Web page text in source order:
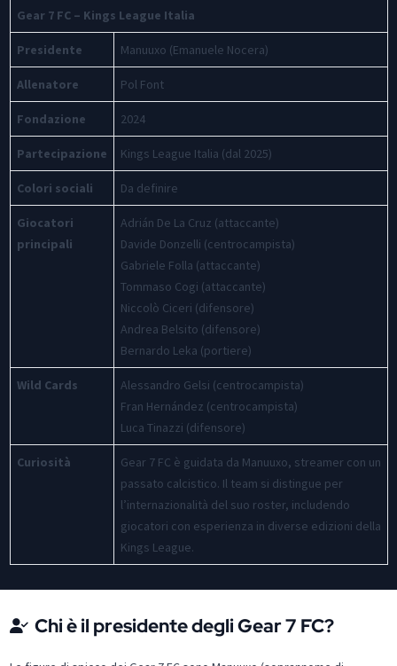
Gear 7 FC – Kings League Italia
Presidente Manuuxo (Emanuele Nocera)
Allenatore Pol Font
Fondazione 2024
Partecipazione Kings League Italia (dal 2025)
Colori sociali Da definire
Giocatori
principali
Adrián De La Cruz (attaccante)
Davide Donzelli (centrocampista)
Gabriele Folla (attaccante)
Tommaso Cogi (attaccante)
Niccolò Ciceri (difensore)
Andrea Belsito (difensore)
Bernardo Leka (portiere)
Wild Cards
Alessandro Gelsi (centrocampista)
Fran Hernández (centrocampista)
Luca Tinazzi (difensore)
Curiosità
Gear 7 FC è guidata da Manuuxo, streamer con un
passato calcistico. Il team si distingue per
l’internazionalità del suo roster, includendo
giocatori con esperienza in diverse edizioni della
Kings League.
Chi è il presidente degli Gear 7 FC?